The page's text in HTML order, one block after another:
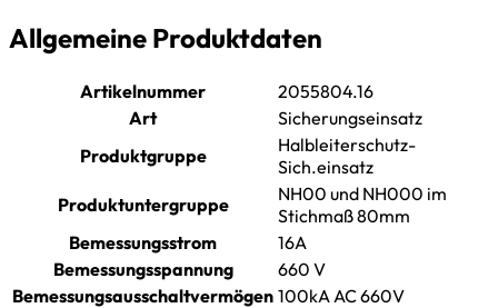
Allgemeine Produktdaten
Artikelnummer
2055804.16
Art
Sicherungseinsatz
Produktgruppe
Halbleiterschutz-
Sich.einsatz
Produktuntergruppe
NH00 und NH000 im
Stichmaß 80mm
Bemessungsstrom
16A
Bemessungsspannung
660 V
Bemessungsausschaltvermögen 100kA AC 660V